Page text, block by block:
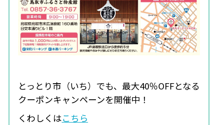
とっとり市（いち）でも、最大40％OFFとなる
クーポンキャンペーンを開催中！
くわしくはこちら